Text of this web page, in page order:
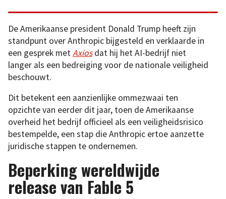
De Amerikaanse president Donald Trump heeft zijn
standpunt over Anthropic bijgesteld en verklaarde in
een gesprek metAxiosdat hij het AI-bedrijf niet
langer als een bedreiging voor de nationale veiligheid
beschouwt.
Dit betekent een aanzienlijke ommezwaai ten
opzichte van eerder dit jaar, toen de Amerikaanse
overheid het bedrijf officieel als een veiligheidsrisico
bestempelde, een stap die Anthropic ertoe aanzette
juridische stappen te ondernemen.
Beperking wereldwijde
release van Fable 5